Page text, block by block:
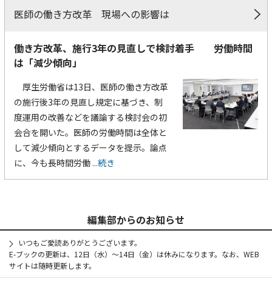
医師の働き方改革 現場への影響は
働き方改革、施行3年の見直しで検討着手 労働時間
は「減少傾向」
厚生労働省は13日、医師の働き方改革
の施行後3年の見直し規定に基づき、制
度運用の改善などを議論する検討会の初
会合を開いた。医師の労働時間は全体と
して減少傾向とするデータを提示。論点
に、今も長時間労働...続き
編集部からのお知らせ
いつもご愛読ありがとうございます。
E-ブックの更新は、12日（水）～14日（金）は休みになります。なお、WEB
サイトは随時更新します。